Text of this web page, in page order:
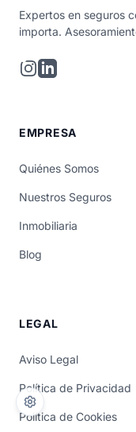
Expertos en seguros
importa.
EMPRESA
Quiénes Somos
Nuestros Seguros
Inmobiliaria
Blog
LEGAL
Aviso Legal
Política de Privacidad
Política de Cookies